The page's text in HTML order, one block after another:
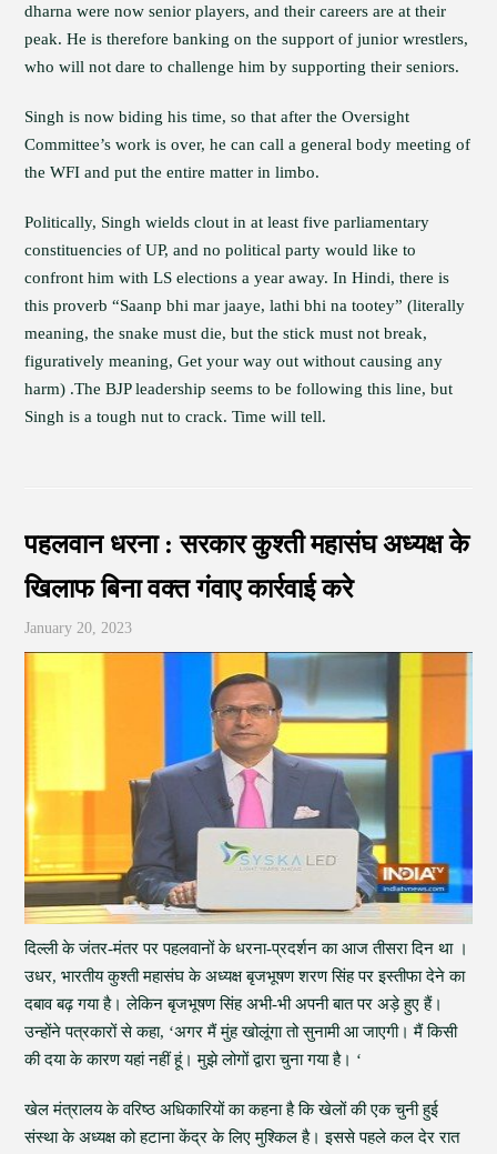
dharna were now senior players, and their careers are at their
peak. He is therefore banking on the support of junior wrestlers,
who will not dare to challenge him by supporting their seniors.
Singh is now biding his time, so that after the Oversight
Committee’s work is over, he can call a general body meeting of
the WFI and put the entire matter in limbo.
Politically, Singh wields clout in at least five parliamentary
constituencies of UP, and no political party would like to
confront him with LS elections a year away. In Hindi, there is
this proverb “Saanp bhi mar jaaye, lathi bhi na tootey” (literally
meaning, the snake must die, but the stick must not break,
figuratively meaning, Get your way out without causing any
harm) .The BJP leadership seems to be following this line, but
Singh is a tough nut to crack. Time will tell.
पहलवान धरना : सरकार कुश्ती महासंघ अध्यक्ष के
खिलाफ बिना वक्त गंवाए कार्रवाई करे
January 20, 2023
दिल्ली के जंतर-मंतर पर पहलवानों के धरना-प्रदर्शन का आज तीसरा दिन था ।
उधर, भारतीय कुश्ती महासंघ के अध्यक्ष बृजभूषण शरण सिंह पर इस्तीफा देने का
दबाव बढ़ गया है। लेकिन बृजभूषण सिंह अभी-भी अपनी बात पर अड़े हुए हैं।
उन्होंने पत्रकारों से कहा, ‘अगर मैं मुंह खोलूंगा तो सुनामी आ जाएगी। मैं किसी
की दया के कारण यहां नहीं हूं। मुझे लोगों द्वारा चुना गया है। ‘
खेल मंत्रालय के वरिष्ठ अधिकारियों का कहना है कि खेलों की एक चुनी हुई
संस्था के अध्यक्ष को हटाना केंद्र के लिए मुश्किल है। इससे पहले कल देर रात